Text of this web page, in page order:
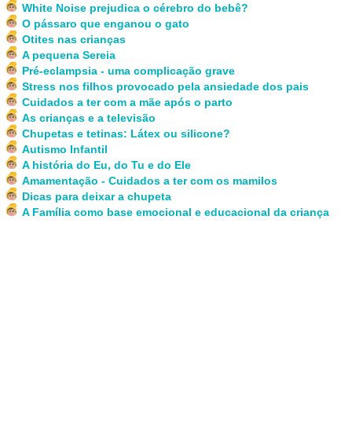
White Noise prejudica o cérebro do bebê?
O pássaro que enganou o gato
Otites nas crianças
A pequena Sereia
Pré-eclampsia - uma complicação grave
Stress nos filhos provocado pela ansiedade dos pais
Cuidados a ter com a mãe após o parto
As crianças e a televisão
Chupetas e tetinas: Látex ou silicone?
Autismo Infantil
A história do Eu, do Tu e do Ele
Amamentação - Cuidados a ter com os mamilos
Dicas para deixar a chupeta
A Família como base emocional e educacional da criança